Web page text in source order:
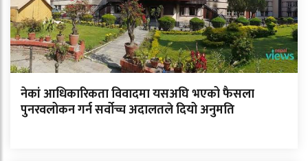
नेकां आधिकारिकता विवादमा यसअघि भएको फैसला
पुनरवलोकन गर्न सर्वोच्च अदालतले दियो अनुमति